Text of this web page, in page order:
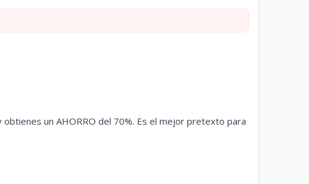
un AHORRO del 70%. Es el mejor pretexto para